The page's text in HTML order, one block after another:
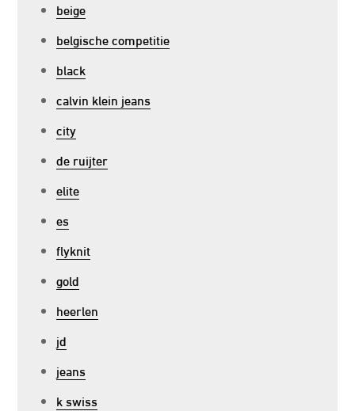
beige
belgische competitie
black
calvin klein jeans
city
de ruijter
elite
es
flyknit
gold
heerlen
jd
jeans
k swiss